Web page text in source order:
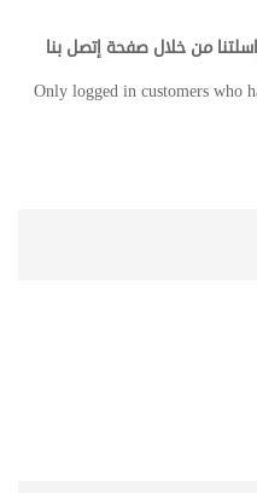
من خلال صفحة إتصل بنا
Only logged in customers who